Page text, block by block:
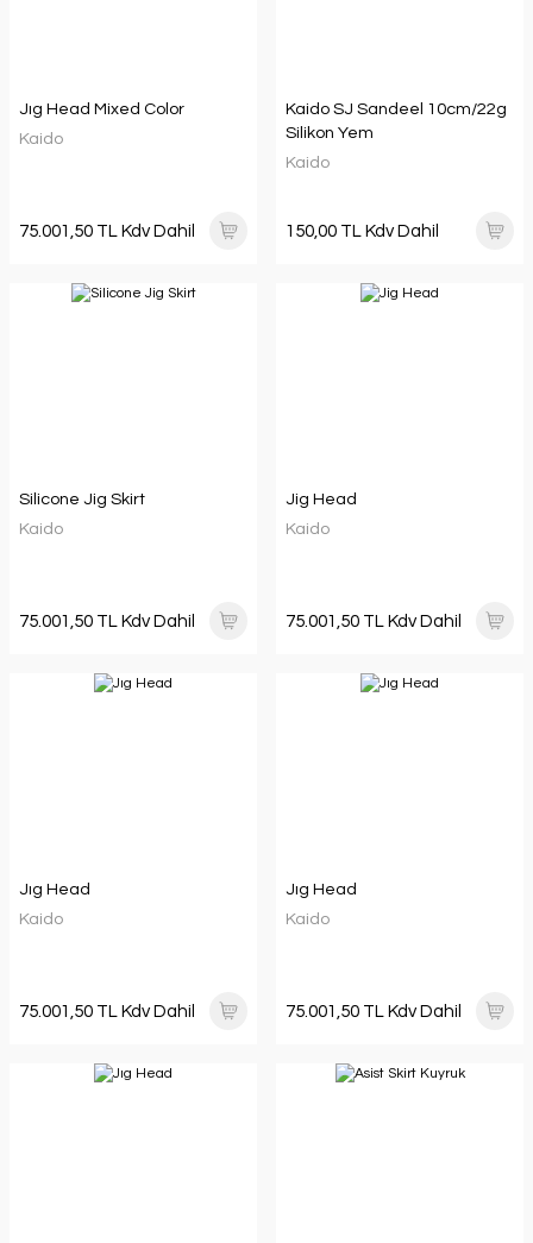
Jıg Head Mixed Color
Kaido
75.001,50 TL Kdv Dahil
Kaido SJ Sandeel 10cm/22g
Silikon Yem
Kaido
150,00 TL Kdv Dahil
Silicone Jig Skirt
Kaido
75.001,50 TL Kdv Dahil
Jig Head
Kaido
75.001,50 TL Kdv Dahil
Jıg Head
Kaido
75.001,50 TL Kdv Dahil
Jıg Head
Kaido
75.001,50 TL Kdv Dahil